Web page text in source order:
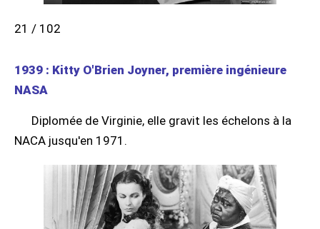
21 / 102
1939 : Kitty O'Brien Joyner, première ingénieure
NASA
Diplomée de Virginie, elle gravit les échelons à la
NACA jusqu'en 1971.